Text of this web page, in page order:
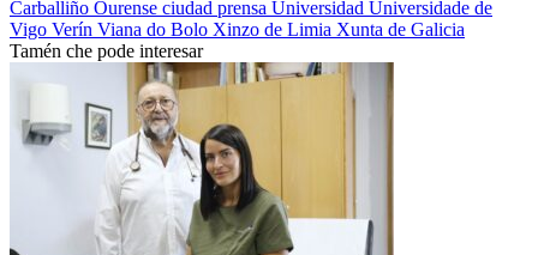
Carballiño Ourense ciudad prensa Universidad Universidade de
Vigo Verín Viana do Bolo Xinzo de Limia Xunta de Galicia
Tamén che pode interesar